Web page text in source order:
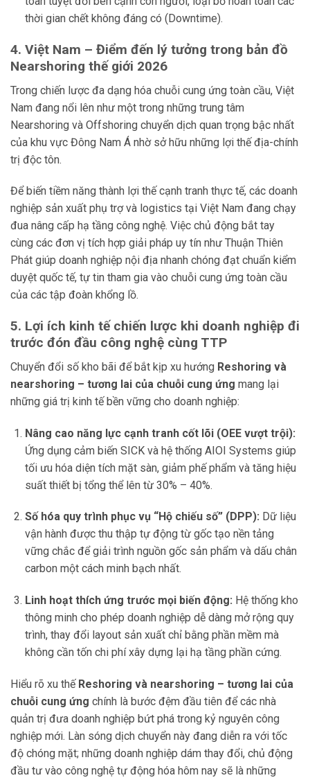
thời gian chết không đáng có (Downtime).
4. Việt Nam – Điểm đến lý tưởng trong bản đồ
Nearshoring thế giới 2026
Trong chiến lược đa dạng hóa chuỗi cung ứng toàn cầu, Việt
Nam đang nổi lên như một trong những trung tâm
Nearshoring và Offshoring chuyển dịch quan trọng bậc nhất
của khu vực Đông Nam Á nhờ sở hữu những lợi thế địa-chính
trị độc tôn.
Để biến tiềm năng thành lợi thế cạnh tranh thực tế, các doanh
nghiệp sản xuất phụ trợ và logistics tại Việt Nam đang chạy
đua nâng cấp hạ tầng công nghệ. Việc chủ động bắt tay
cùng các đơn vị tích hợp giải pháp uy tín như Thuận Thiên
Phát giúp doanh nghiệp nội địa nhanh chóng đạt chuẩn kiểm
duyệt quốc tế, tự tin tham gia vào chuỗi cung ứng toàn cầu
của các tập đoàn khổng lồ.
5. Lợi ích kinh tế chiến lược khi doanh nghiệp đi
trước đón đầu công nghệ cùng TTP
Chuyển đổi số kho bãi để bắt kịp xu hướng Reshoring và
nearshoring – tương lai của chuỗi cung ứng mang lại
những giá trị kinh tế bền vững cho doanh nghiệp:
Nâng cao năng lực cạnh tranh cốt lõi (OEE vượt trội):
Ứng dụng cảm biến SICK và hệ thống AIOI Systems giúp
tối ưu hóa diện tích mặt sàn, giảm phế phẩm và tăng hiệu
suất thiết bị tổng thể lên từ 30% – 40%.
Số hóa quy trình phục vụ “Hộ chiếu số” (DPP): Dữ liệu
vận hành được thu thập tự động từ gốc tạo nền tảng
vững chắc để giải trình nguồn gốc sản phẩm và dấu chân
carbon một cách minh bạch nhất.
Linh hoạt thích ứng trước mọi biến động: Hệ thống kho
thông minh cho phép doanh nghiệp dễ dàng mở rộng quy
trình, thay đổi layout sản xuất chỉ bằng phần mềm mà
không cần tốn chi phí xây dựng lại hạ tầng phần cứng.
Hiểu rõ xu thế Reshoring và nearshoring – tương lai của
chuỗi cung ứng chính là bước đệm đầu tiên để các nhà
quản trị đưa doanh nghiệp bứt phá trong kỷ nguyên công
nghiệp mới. Làn sóng dịch chuyển này đang diễn ra với tốc
độ chóng mặt; những doanh nghiệp dám thay đổi, chủ động
đầu tư vào công nghệ tự động hóa hôm nay sẽ là những